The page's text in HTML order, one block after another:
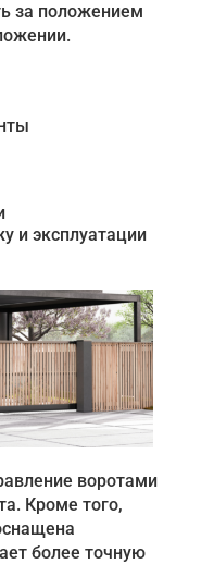
за положением
и эксплуатации
воротами
Кроме того,
более точную